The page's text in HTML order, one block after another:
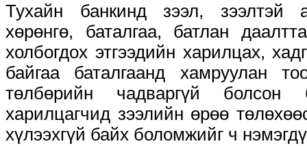
Тухайн банкинд зээл, зээлтэй
хөрөнгө, баталгаа, батлан
холбогдох этгээдийн харилцах,
байгаа баталгаанд хамруулан
төлбөрийн чадваргүй болсон
харилцагчид зээлийн өрөө
хүлээхгүй байх боломжийг ч